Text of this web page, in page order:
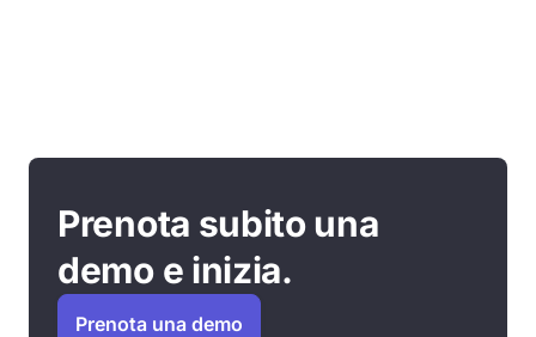
Prenota subito una
demo e inizia.
Prenota una demo